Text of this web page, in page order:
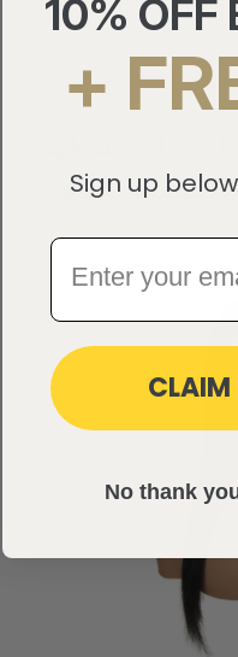
على
طبيعي بجذور
10% OFF
+
Sign up
CLAIM
No thank